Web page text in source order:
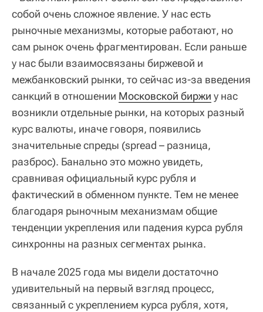
собой очень сложное явление. У нас есть
рыночные механизмы, которые работают, но
сам рынок очень фрагментирован. Если раньше
у нас были взаимосвязаны биржевой и
межбанковский рынки, то сейчас из-за введения
санкций в отношении Московской биржи у нас
возникли отдельные рынки, на которых разный
курс валюты, иначе говоря, появились
значительные спреды (spread – разница,
разброс). Банально это можно увидеть,
сравнивая официальный курс рубля и
фактический в обменном пункте. Тем не менее
благодаря рыночным механизмам общие
тенденции укрепления или падения курса рубля
синхронны на разных сегментах рынка.
В начале 2025 года мы видели достаточно
удивительный на первый взгляд процесс,
связанный с укреплением курса рубля, хотя,